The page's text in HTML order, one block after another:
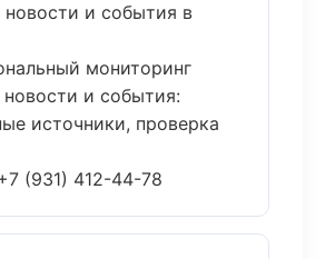
новости и события в
мониторинг
новости и события:
источники, проверка
(931) 412-44-78